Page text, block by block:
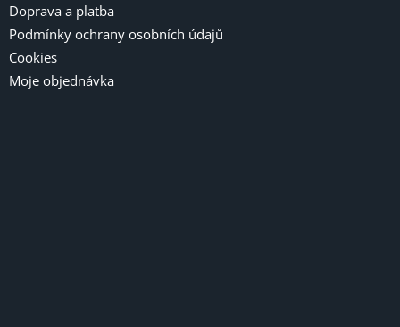
Doprava a platba
Podmínky ochrany osobních údajů
Cookies
Moje objednávka